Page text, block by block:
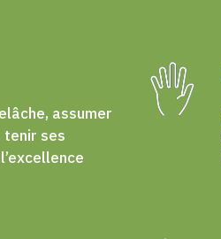
assumer
tenir ses